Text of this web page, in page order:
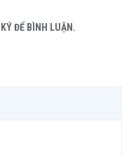
ĐỂ BÌNH LUẬN.